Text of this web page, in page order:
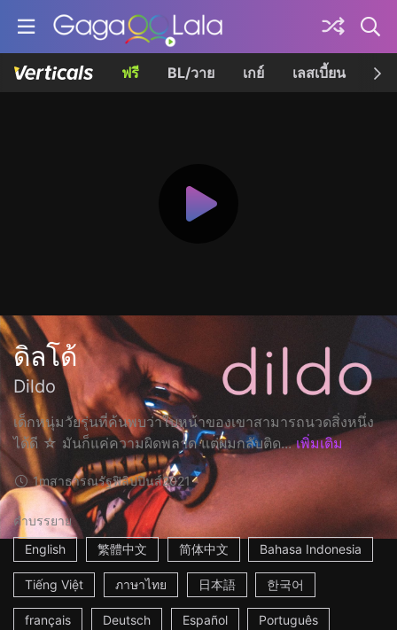
ฟรี BL/วาย เกย์ เลสเบี้ยน เค
ดิลโด้
Dildo
เด็กหนุ่มวัยรุ่นที่ค้นพบว่าใบหน้าของเขาสามารถนวดสิ่งหนึ่ง
ได้ดี ☆ มันก็แค่ความผิดพลาด แต่ผมกลับติด... เพิ่มเติม
1mสาธารณรัฐฟิลิปปินส์2021
คำบรรยาย
English
繁體中文 简体中文 Bahasa Indonesia
Tiếng Việt ภาษาไทย 日本語 한국어
français Deutsch Español Português